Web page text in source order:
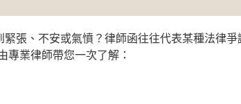
緊張、不安或氣憤？律師函往往代表某種法律
業律師帶您一次了解：